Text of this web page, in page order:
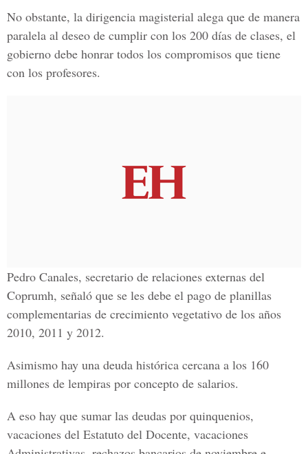
No obstante, la dirigencia magisterial alega que de manera
paralela al deseo de cumplir con los 200 días de clases, el
gobierno debe honrar todos los compromisos que tiene
con los profesores.
Pedro Canales, secretario de relaciones externas del
Coprumh, señaló que se les debe el pago de planillas
complementarias de crecimiento vegetativo de los años
2010, 2011 y 2012.
Asimismo hay una deuda histórica cercana a los 160
millones de lempiras por concepto de salarios.
A eso hay que sumar las deudas por quinquenios,
vacaciones del Estatuto del Docente, vacaciones